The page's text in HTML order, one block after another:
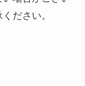
ださい。